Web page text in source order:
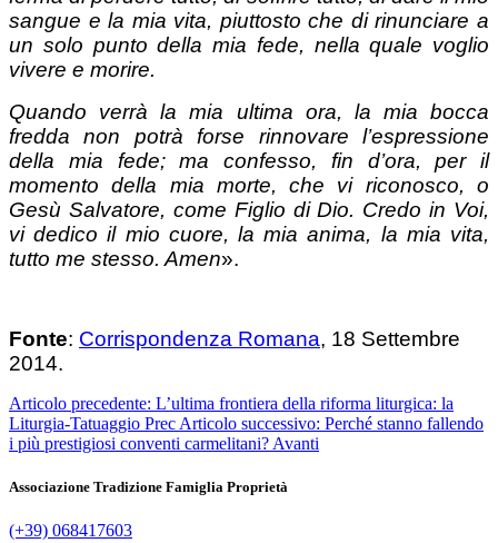
sangue e la mia vita, piuttosto che di rinunciare a
un solo punto della mia fede, nella quale voglio
vivere e morire.
Quando verrà la mia ultima ora, la mia bocca
fredda non potrà forse rinnovare l’espressione
della mia fede; ma confesso, fin d’ora, per il
momento della mia morte, che vi riconosco, o
Gesù Salvatore, come Figlio di Dio. Credo in Voi,
vi dedico il mio cuore, la mia anima, la mia vita,
tutto me stesso. Amen».
Fonte: Corrispondenza Romana, 18 Settembre
2014.
Articolo precedente: L’ultima frontiera della riforma liturgica: la
Liturgia-Tatuaggio Prec Articolo successivo: Perché stanno fallendo
i più prestigiosi conventi carmelitani? Avanti
Associazione Tradizione Famiglia Proprietà
(+39) 068417603